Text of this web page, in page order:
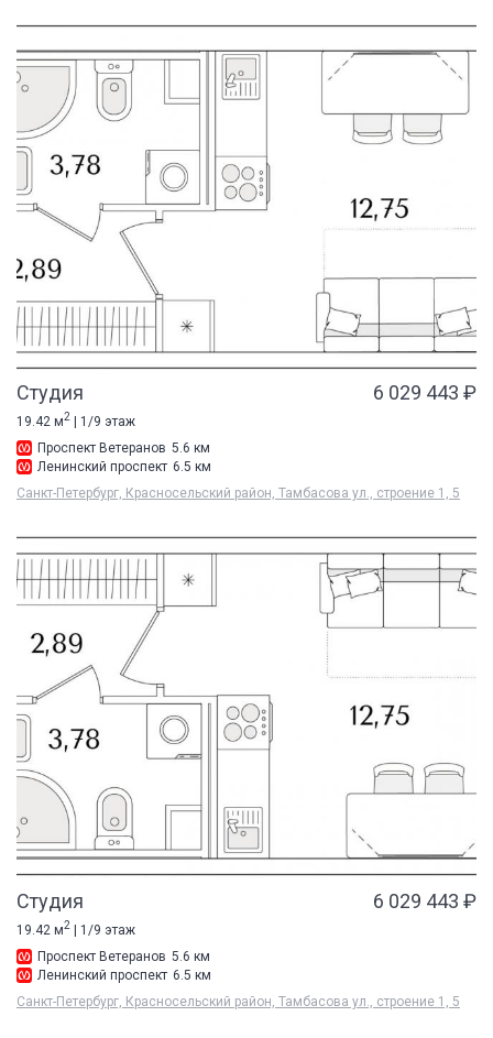
Студия 6 029 443 ₽
19.42 м2 | 1/9 этаж
Проспект Ветеранов 5.6 км
Ленинский проспект 6.5 км
Санкт-Петербург, Красносельский район, Тамбасова ул., строение 1, 5
Студия 6 029 443 ₽
19.42 м2
| 1/9 этаж
Проспект Ветеранов 5.6 км
Ленинский проспект 6.5 км
Санкт-Петербург, Красносельский район, Тамбасова ул., строение 1, 5